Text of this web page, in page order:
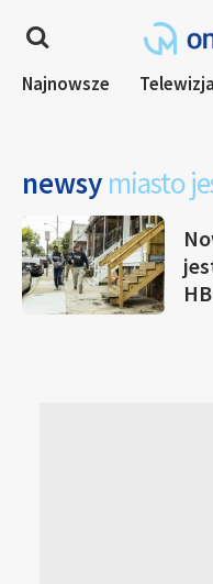
Najnowsze Telewizja
newsy miasto